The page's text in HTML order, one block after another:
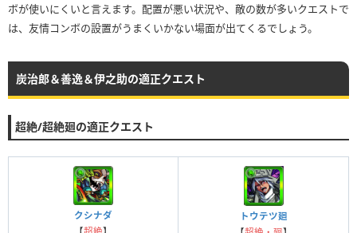
ボが使いにくいと言えます。配置が悪い状況や、敵の数が多いクエストで
は、友情コンボの設置がうまくいかない場面が出てくるでしょう。
炭治郎＆善逸＆伊之助の適正クエスト
超絶/超絶廻の適正クエスト
クシナダ
トウテツ廻